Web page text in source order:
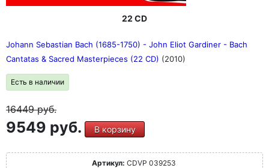
22 CD
Johann Sebastian Bach (1685-1750) - John Eliot Gardiner - Bach
Cantatas & Sacred Masterpieces (22 CD) (2010)
Есть в наличии
16449руб.
9549 руб. В корзину
Артикул: CDVP 039253